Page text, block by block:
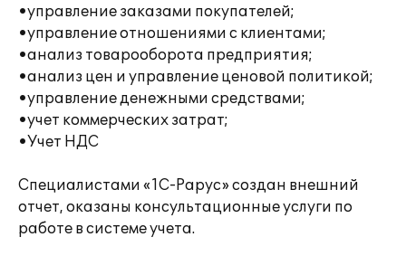
•управление заказами покупателей;
•управление отношениями с клиентами;
•анализ товарооборота предприятия;
•анализ цен и управление ценовой политикой;
•управление денежными средствами;
•учет коммерческих затрат;
•Учет НДС
Специалистами «1С-Рарус» создан внешний
отчет, оказаны консультационные услуги по
работе в системе учета.